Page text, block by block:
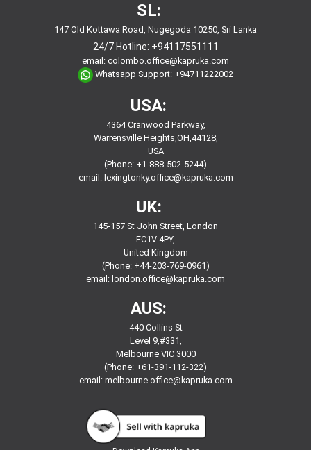
SL:
147 Old Kottawa Road, Nugegoda 10250, Sri Lanka
24/7 Hotline: +94117551111
email: colombo.office@kapruka.com
Whatsapp Support: +94711222002
USA:
4364 Cranwood Parkway,
Warrensville Heights,OH,44128,
USA
(Phone: +1-888-502-5244)
email: lexingtonky.office@kapruka.com
UK:
145-157 St John Street, London
EC1V 4PY,
United Kingdom
(Phone: +44-203-769-0961)
email: london.office@kapruka.com
AUS:
440 Collins St
Level 9,#331,
Melbourne VIC 3000
(Phone: +61-391-112-322)
email: melbourne.office@kapruka.com